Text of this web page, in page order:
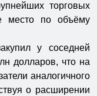
торговых
место по объёму
у соседней
долларов, что на
аналогичного
о расширении